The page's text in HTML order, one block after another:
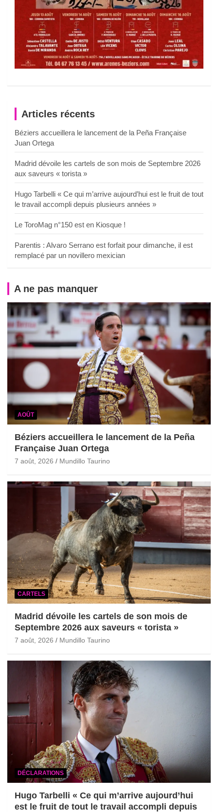
Articles récents
Béziers accueillera le lancement de la Peña Française
Juan Ortega
Madrid dévoile les cartels de son mois de Septembre 2026
aux saveurs « torista »
Hugo Tarbelli « Ce qui m’arrive aujourd’hui est le fruit de tout
le travail accompli depuis plusieurs années »
Le ToroMag n°150 est en Kiosque !
Parentis : Alvaro Serrano est forfait pour dimanche, il est
remplacé par un novillero mexician
A ne pas manquer
AOÛT
Béziers accueillera le lancement de la Peña
Française Juan Ortega
7 août, 2026 Mundillo Taurino
CARTELS
Madrid dévoile les cartels de son mois de
Septembre 2026 aux saveurs « torista »
7 août, 2026 Mundillo Taurino
DÉCLARATIONS
Hugo Tarbelli « Ce qui m’arrive aujourd’hui
est le fruit de tout le travail accompli depuis